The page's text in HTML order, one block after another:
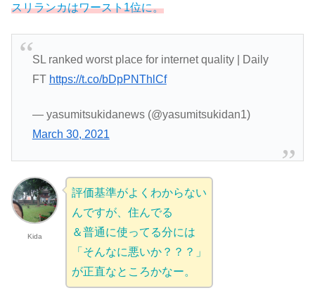
スリランカはワースト1位に。
SL ranked worst place for internet quality | Daily
FT https://t.co/bDpPNThlCf
— yasumitsukidanews (@yasumitsukidan1)
March 30, 2021
Kida
評価基準がよくわからない
んですが、住んでる
＆普通に使ってる分には
「そんなに悪いか？？？」
が正直なところかなー。